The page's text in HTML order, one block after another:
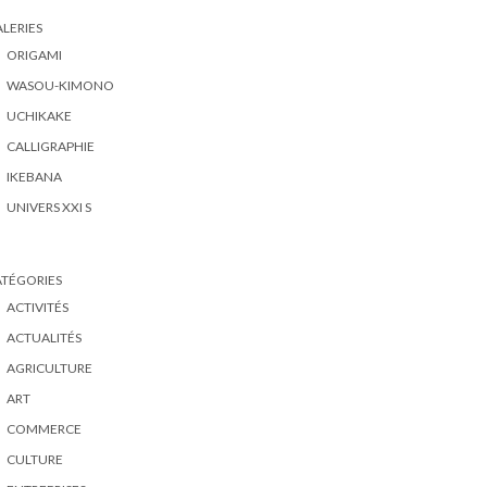
ORIGAMI
WASOU-KIMONO
UCHIKAKE
CALLIGRAPHIE
IKEBANA
UNIVERS XXI S
ACTIVITÉS
ACTUALITÉS
AGRICULTURE
ART
COMMERCE
CULTURE